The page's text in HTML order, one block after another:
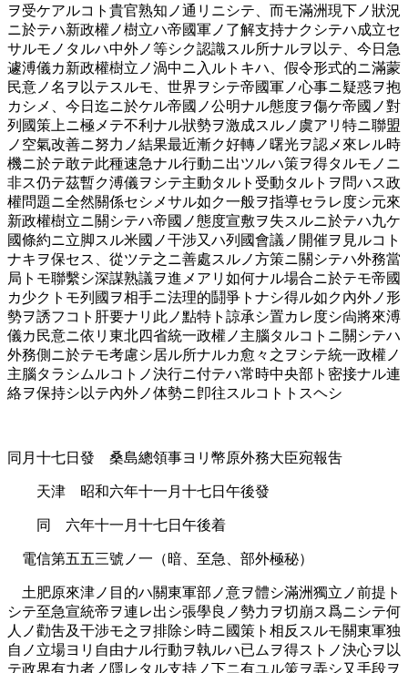
ヲ受ケアルコト貴官熟知ノ通リニシテ、而モ滿洲現下ノ狀況
ニ於テハ新政權ノ樹立ハ帝國軍ノ了解支持ナクシテハ成立セ
サルモノタルハ中外ノ等シク認識スル所ナルヲ以テ、今日急
遽溥儀カ新政權樹立ノ渦中ニ入ルトキハ、假令形式的ニ滿蒙
民意ノ名ヲ以テスルモ、世界ヲシテ帝國軍ノ心事ニ疑惑ヲ抱
カシメ、今日迄ニ於ケル帝國ノ公明ナル態度ヲ傷ケ帝國ノ對
列國策上ニ極メテ不利ナル狀勢ヲ激成スルノ虞アリ特ニ聯盟
ノ空氣改善ニ努力ノ結果最近漸ク好轉ノ曙光ヲ認メ來レル時
機ニ於テ敢テ此種速急ナル行動ニ出ツルハ策ヲ得タルモノニ
非ス仍テ茲暫ク溥儀ヲシテ主動タルト受動タルトヲ問ハス政
權問題ニ全然關係セシメサル如ク一般ヲ指導セラレ度シ元來
新政權樹立ニ關シテハ帝國ノ態度宣敷ヲ失スルニ於テハ九ケ
國條約ニ立脚スル米國ノ干涉又ハ列國會議ノ開催ヲ見ルコト
ナキヲ保セス、從ツテ之ニ善處スルノ方策ニ關シテハ外務當
局トモ聯繫シ深謀熟議ヲ進メアリ如何ナル場合ニ於テモ帝國
カ少クトモ列國ヲ相手ニ法理的鬪爭トナシ得ル如ク內外ノ形
勢ヲ誘フコト肝要ナリ此ノ點特ト諒承シ置カレ度シ尙將來溥
儀カ民意ニ依リ東北四省統一政權ノ主腦タルコトニ關シテハ
外務側ニ於テモ考慮シ居ル所ナルカ愈々之ヲシテ統一政權ノ
主腦タラシムルコトノ決行ニ付テハ常時中央部ト密接ナル連
絡ヲ保持シ以テ內外ノ体勢ニ卽往スルコトトスヘシ
同月十七日發 桑島總領事ヨリ幣原外務大臣宛報吿
天津 昭和六年十一月十七日午後發
同 六年十一月十七日午後着
電信第五五三號ノ一（暗、至急、部外極秘）
土肥原來津ノ目的ハ關東軍部ノ意ヲ體シ滿洲獨立ノ前提ト
シテ至急宣統帝ヲ連レ出シ張學良ノ勢力ヲ切崩ス爲ニシテ何
人ノ勸吿及干涉モ之ヲ排除シ時ニ國策ト相反スルモ關東軍独
自ノ立場ヨリ自由ナル行動ヲ執ルハ已ムヲ得ストノ決心ヲ以
テ政界有力者ノ隱レタル支持ノ下ニ有ユル策ヲ弄シ又手段ヲ